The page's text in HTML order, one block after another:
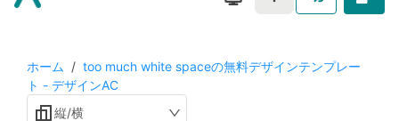
ホーム / too much white spaceの無料デザインテンプレー
ト - デザインAC
縦/横